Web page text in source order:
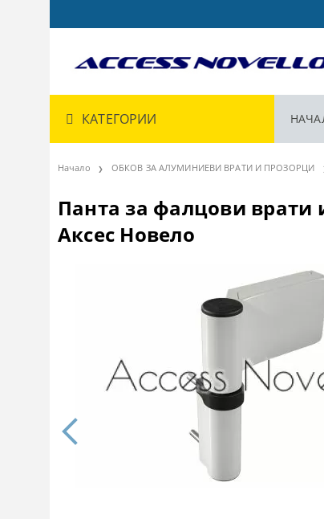
КАТЕГОРИИ
Начало ОБКОВ ЗА АЛУМИНИЕВИ ВРАТИ И ПРОЗОРЦИ
Панта за фалцови врати
Аксес Новело